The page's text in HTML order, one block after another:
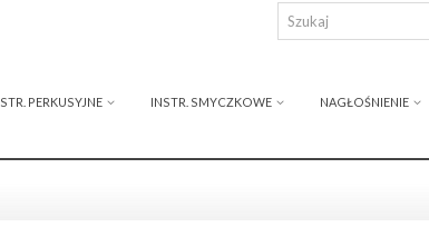
PERKUSYJNE INSTR. SMYCZKOWE NAGŁOŚNIENIE